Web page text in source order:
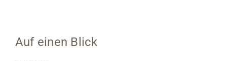
Stellenangebote
Auf einen Blick